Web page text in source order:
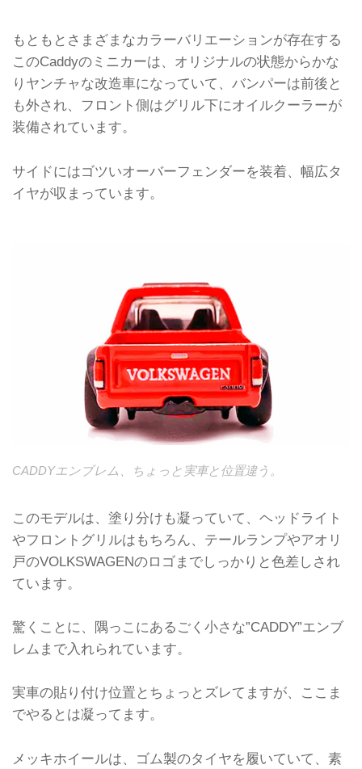
もともとさまざまなカラーバリエーションが存在する
このCaddyのミニカーは、オリジナルの状態からかな
りヤンチャな改造車になっていて、バンパーは前後と
も外され、フロント側はグリル下にオイルクーラーが
装備されています。
サイドにはゴツいオーバーフェンダーを装着、幅広タ
イヤが収まっています。
CADDYエンブレム、ちょっと実車と位置違う。
このモデルは、塗り分けも凝っていて、ヘッドライト
やフロントグリルはもちろん、テールランプやアオリ
戸のVOLKSWAGENのロゴまでしっかりと色差しされ
ています。
驚くことに、隅っこにあるごく小さな”CADDY”エンブ
レムまで入れられています。
実車の貼り付け位置とちょっとズレてますが、ここま
でやるとは凝ってます。
メッキホイールは、ゴム製のタイヤを履いていて、素